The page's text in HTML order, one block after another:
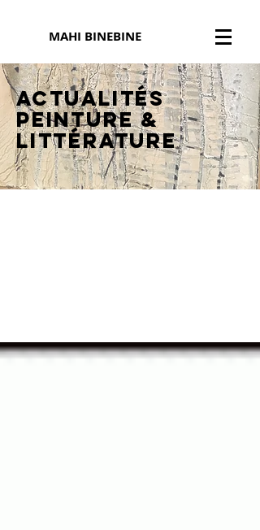
MAHI BINEBINE
Actualités
peinture&
littérature